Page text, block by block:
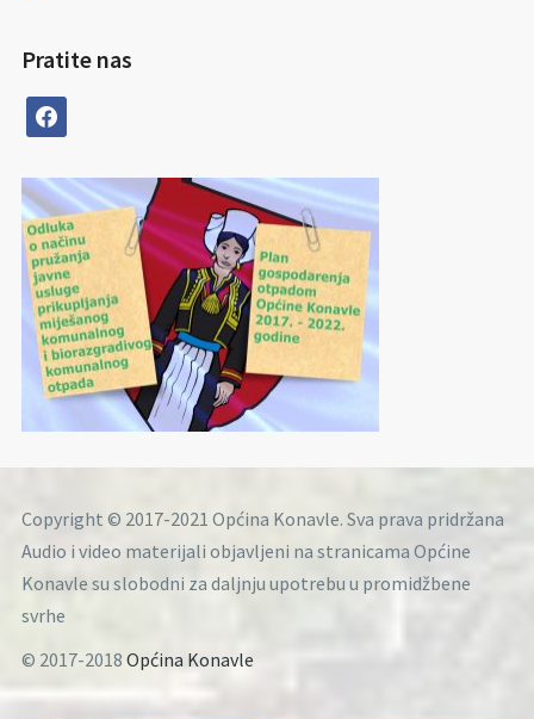
Pratite nas
facebook
Copyright © 2017-2021 Općina Konavle. Sva prava pridržana
Audio i video materijali objavljeni na stranicama Općine
Konavle su slobodni za daljnju upotrebu u promidžbene
svrhe
© 2017-2018 Općina Konavle